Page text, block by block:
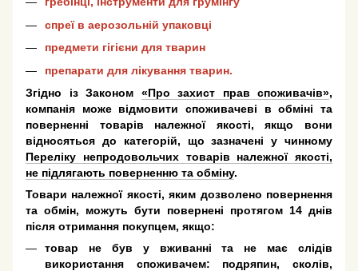
спреї в аерозольній упаковці
предмети гігієни для тварин
препарати для лікування тварин.
Згідно із Законом «Про захист прав споживачів»,
компанія може відмовити споживачеві в обміні та
поверненні товарів належної якості, якщо вони
відносяться до категорій, що зазначені у чинному
Переліку непродовольчих товарів належної якості,
не підлягають поверненню та обміну.
Товари належної якості, яким дозволено повернення
та обмін, можуть бути повернені протягом 14 днів
після отримання покупцем, якщо:
товар не був у вживанні та не має слідів
використання споживачем: подряпин, сколів,